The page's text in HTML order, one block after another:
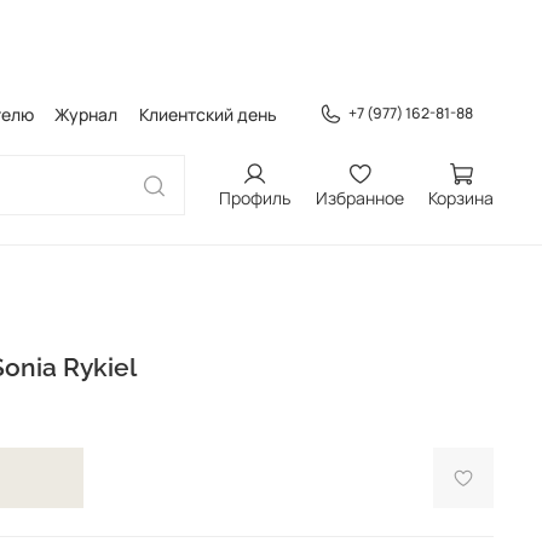
Журнал Клиентский день +7 (977) 162-81-88
Профиль Избранное Корзина
Rykiel